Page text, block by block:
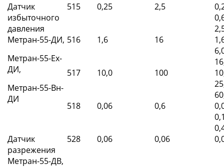
Датчик
избыточного
давления
Метран-55-ДИ,
Метран-55-Ех-
ДИ,
Метран-55-Вн-
ДИ
515 0,25 2,5
516
1,6 16
517
10,0 100
518
0,06 0,6
Датчик
разрежения
Метран-55-ДВ,
528 0,06 0,06